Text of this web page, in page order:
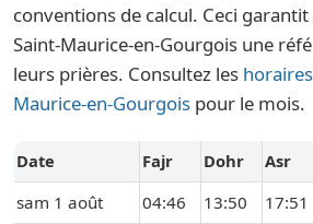
conventions de calcul. Ceci
Saint-Maurice-en-Gourgois une
leurs prières. Consultez les
Maurice-en-Gourgois pour le mois.
Date Fajr Dohr Asr
sam 1 août
04:46 13:50 17:51